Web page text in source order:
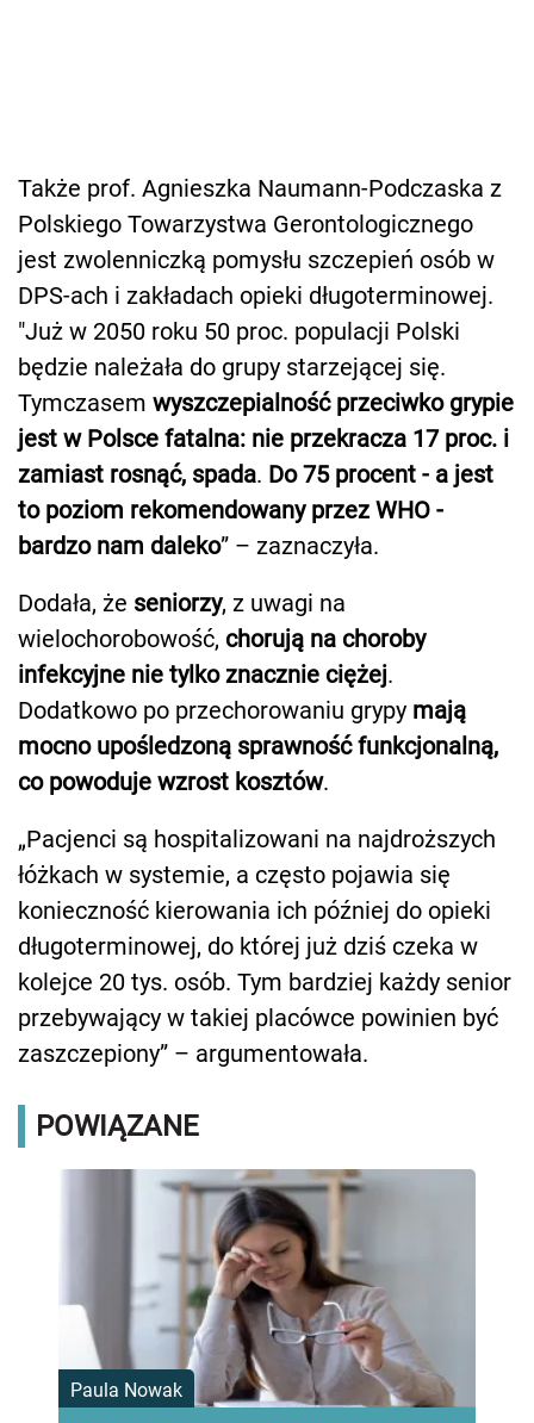
Także prof. Agnieszka Naumann-Podczaska z
Polskiego Towarzystwa Gerontologicznego
jest zwolenniczką pomysłu szczepień osób w
DPS-ach i zakładach opieki długoterminowej.
"Już w 2050 roku 50 proc. populacji Polski
będzie należała do grupy starzejącej się.
Tymczasem wyszczepialność przeciwko grypie
jest w Polsce fatalna: nie przekracza 17 proc. i
zamiast rosnąć, spada. Do 75 procent - a jest
to poziom rekomendowany przez WHO -
bardzo nam daleko” – zaznaczyła.
Dodała, że seniorzy, z uwagi na
wielochorobowość, chorują na choroby
infekcyjne nie tylko znacznie ciężej.
Dodatkowo po przechorowaniu grypy mają
mocno upośledzoną sprawność funkcjonalną,
co powoduje wzrost kosztów.
„Pacjenci są hospitalizowani na najdroższych
łóżkach w systemie, a często pojawia się
konieczność kierowania ich później do opieki
długoterminowej, do której już dziś czeka w
kolejce 20 tys. osób. Tym bardziej każdy senior
przebywający w takiej placówce powinien być
zaszczepiony” – argumentowała.
POWIĄZANE
Paula Nowak